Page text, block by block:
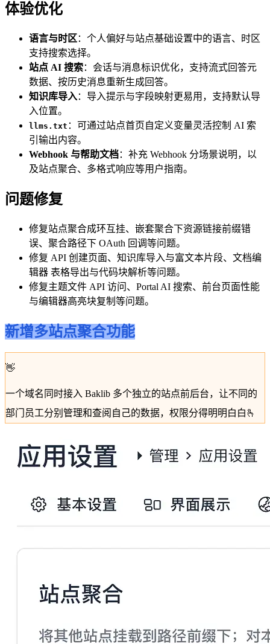
体验优化
语言与时区 ：个人偏好与站点基础设置中的语言、时区
支持搜索选择。
站点 AI 搜索：会话与消息标识优化，支持流式回答元
数据、按历史消息重新生成回答。
知识库导入：导入提示与字段映射更易用，支持默认导
入位置。
llms.txt ：可通过站点首页自定义变量灵活控制 AI 索
引输出内容。
Webhook 与帮助文档：补充 Webhook 分场景说明，以
及站点聚合、多格式响应等用户指南。
问题修复
修复站点聚合成环互挂、嵌套聚合下资源链接前缀错
误、聚合路径下 OAuth 回调等问题。
修复 API 创建页面、知识库导入与富文本片段、文档编
辑器 表格导出与代码块解析等问题。
修复主题文件 API 访问、Portal AI 搜索、前台页面性能
与编辑器高亮块复制等问题。
新增多站点聚合功能
👋
一个域名同时接入 Baklib 多个独立的站点前后台，让不同的
部门员工分别管理和查阅自己的数据，权限分得明明白白🫰